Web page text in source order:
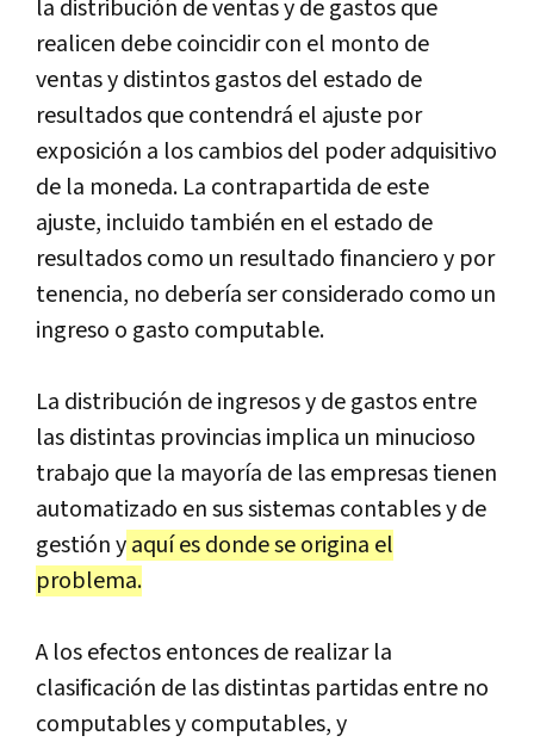
la distribución de ventas y de gastos que
realicen debe coincidir con el monto de
ventas y distintos gastos del estado de
resultados que contendrá el ajuste por
exposición a los cambios del poder adquisitivo
de la moneda. La contrapartida de este
ajuste, incluido también en el estado de
resultados como un resultado financiero y por
tenencia, no debería ser considerado como un
ingreso o gasto computable.
La distribución de ingresos y de gastos entre
las distintas provincias implica un minucioso
trabajo que la mayoría de las empresas tienen
automatizado en sus sistemas contables y de
gestión yaquí es donde se origina el
problema.
A los efectos entonces de realizar la
clasificación de las distintas partidas entre no
computables y computables, y